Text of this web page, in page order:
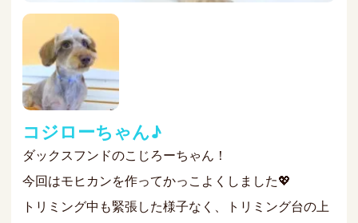
コジローちゃん♪
ダックスフンドのこじろーちゃん！
今回はモヒカンを作ってかっこよくしました💖
トリミング中も緊張した様子なく、トリミング台の上